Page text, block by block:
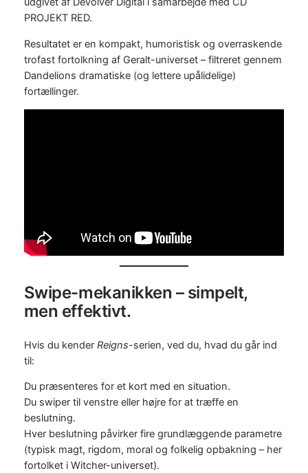
PROJEKT RED.
Resultatet er en kompakt, humoristisk og overraskende
trofast fortolkning af Geralt-universet – filtreret gennem
Dandelions dramatiske (og lettere upålidelige)
fortællinger.
Swipe-mekanikken – simpelt,
men effektivt.
Hvis du kender Reigns-serien, ved du, hvad du går ind
til:
Du præsenteres for et kort med en situation.
Du swiper til venstre eller højre for at træffe en
beslutning.
Hver beslutning påvirker fire grundlæggende parametre
(typisk magt, rigdom, moral og folkelig opbakning – her
fortolket i Witcher-universet).